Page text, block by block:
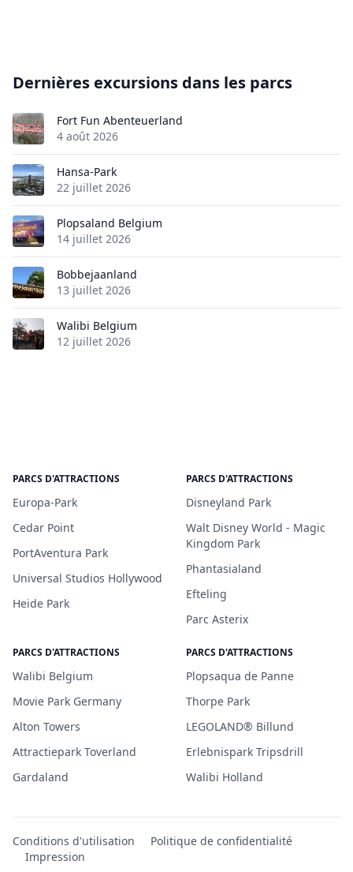
Dernières excursions dans les parcs
Fort Fun Abenteuerland
4 août 2026
Hansa-Park
22 juillet 2026
Plopsaland Belgium
14 juillet 2026
Bobbejaanland
13 juillet 2026
Walibi Belgium
12 juillet 2026
PARCS D'ATTRACTIONS
Europa-Park
Cedar Point
PortAventura Park
Universal Studios Hollywood
Heide Park
PARCS D'ATTRACTIONS
Disneyland Park
Walt Disney World - Magic
Kingdom Park
Phantasialand
Efteling
Parc Asterix
PARCS D'ATTRACTIONS
Walibi Belgium
Movie Park Germany
Alton Towers
Attractiepark Toverland
Gardaland
PARCS D'ATTRACTIONS
Plopsaqua de Panne
Thorpe Park
LEGOLAND® Billund
Erlebnispark Tripsdrill
Walibi Holland
Conditions d'utilisation
Politique de confidentialité
Impression